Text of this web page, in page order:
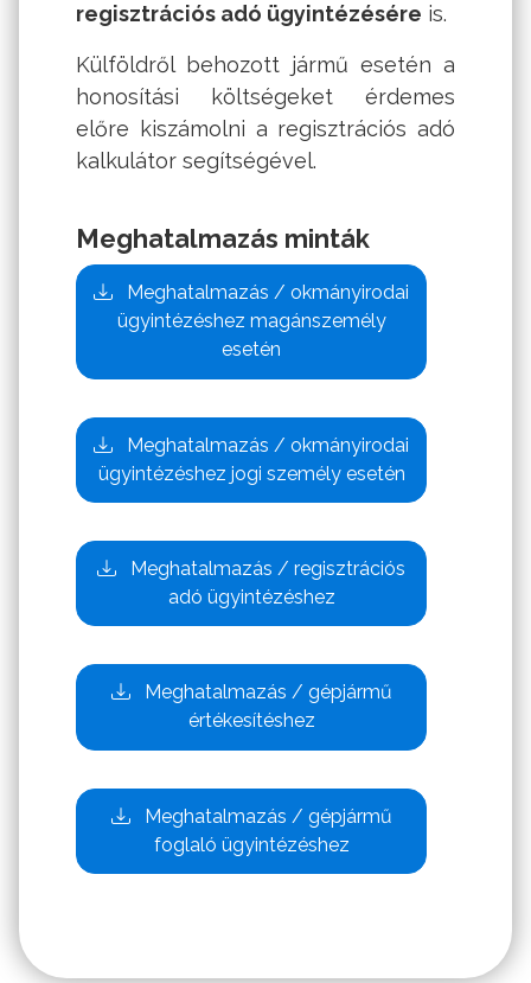
regisztrációs adó ügyintézésére is.
Külföldről behozott jármű esetén a
honosítási költségeket érdemes
előre kiszámolni a regisztrációs adó
kalkulátor segítségével.
Meghatalmazás minták
Meghatalmazás / okmányirodai
ügyintézéshez magánszemély
esetén
Meghatalmazás / okmányirodai
ügyintézéshez jogi személy esetén
Meghatalmazás / regisztrációs
adó ügyintézéshez
Meghatalmazás / gépjármű
értékesítéshez
Meghatalmazás / gépjármű
foglaló ügyintézéshez